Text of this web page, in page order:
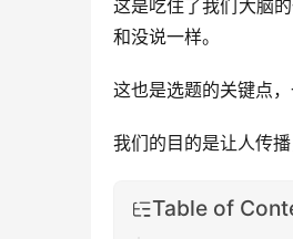
这是吃住了我们大脑
和没说一样。
这也是选题的关键点
我们的目的是让人传播
Table of